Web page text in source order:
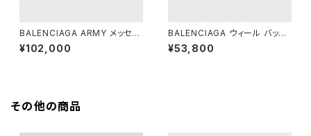
BALENCIAGA ARMY メッセン
ジャーバッグ スモール ブラック
¥102,000
BALENCIAGA ウィール バック
パック ブラック
¥53,800
その他の商品